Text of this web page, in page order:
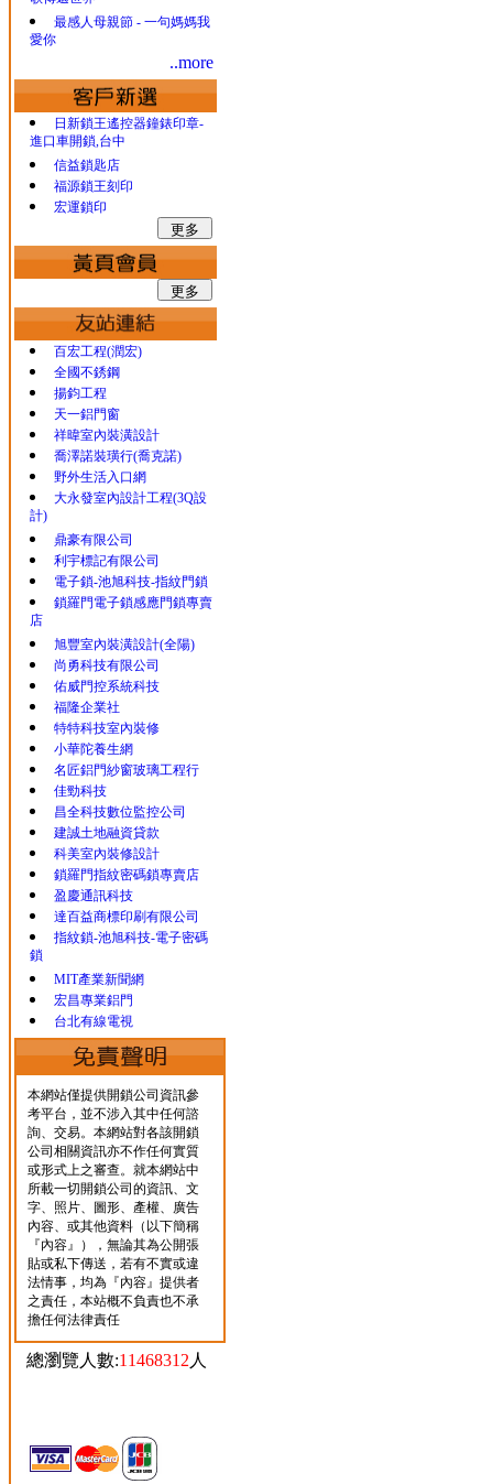
最感人母親節 - 一句媽媽我
愛你
..more
日新鎖王遙控器鐘錶印章-
進口車開鎖,台中
信益鎖匙店
福源鎖王刻印
宏運鎖印
百宏工程(潤宏)
全國不銹鋼
揚鈞工程
天一鋁門窗
祥暐室內裝潢設計
喬澤諾裝璜行(喬克諾)
野外生活入口網
大永發室內設計工程(3Q設
計)
鼎豪有限公司
利宇標記有限公司
電子鎖-池旭科技-指紋門鎖
鎖羅門電子鎖感應門鎖專賣
店
旭豐室內裝潢設計(全陽)
尚勇科技有限公司
佑威門控系統科技
福隆企業社
特特科技室內裝修
小華陀養生網
名匠鋁門紗窗玻璃工程行
佳勁科技
昌全科技數位監控公司
建誠土地融資貸款
科美室內裝修設計
鎖羅門指紋密碼鎖專賣店
盈慶通訊科技
達百益商標印刷有限公司
指紋鎖-池旭科技-電子密碼
鎖
MIT產業新聞網
宏昌專業鋁門
台北有線電視
本網站僅提供開鎖公司資訊參
考平台，並不涉入其中任何諮
詢、交易。本網站對各該開鎖
公司相關資訊亦不作任何實質
或形式上之審查。就本網站中
所載一切開鎖公司的資訊、文
字、照片、圖形、產權、廣告
內容、或其他資料（以下簡稱
『內容』），無論其為公開張
貼或私下傳送，若有不實或違
法情事，均為『內容』提供者
之責任，本站概不負責也不承
擔任何法律責任
總瀏覽人數:11468312 人